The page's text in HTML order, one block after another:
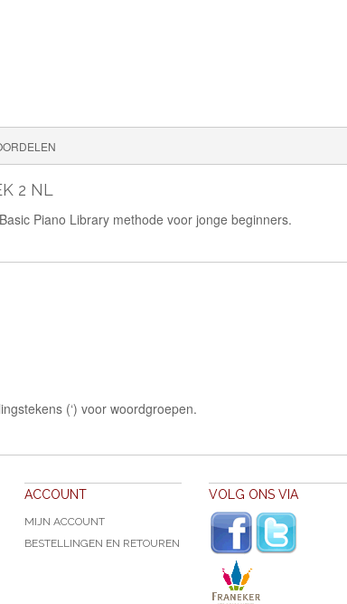
2 NL
Piano Library methode voor jonge beginners.
(‘) voor woordgroepen.
ACCOUNT
MIJN ACCOUNT
BESTELLINGEN EN RETOUREN
VOLG ONS VIA